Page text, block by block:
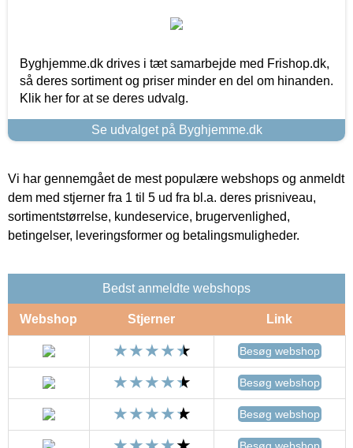
Byghjemme.dk drives i tæt samarbejde med Frishop.dk,
så deres sortiment og priser minder en del om hinanden.
Klik her for at se deres udvalg.
Se udvalget på Byghjemme.dk
Vi har gennemgået de mest populære webshops og anmeldt
dem med stjerner fra 1 til 5 ud fra bl.a. deres prisniveau,
sortimentstørrelse, kundeservice, brugervenlighed,
betingelser, leveringsformer og betalingsmuligheder.
Bedst anmeldte webshops
Webshop Stjerner Link
Besøg webshop
Besøg webshop
Besøg webshop